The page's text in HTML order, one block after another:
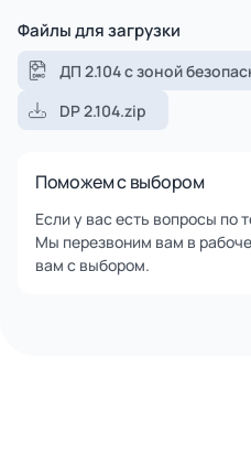
Файлы для загрузки
ДП 2.104 с зоной
DP 2.104.zip
Поможем с выбором
Если у вас есть вопросы по
Мы перезвоним вам в
вам с выбором.